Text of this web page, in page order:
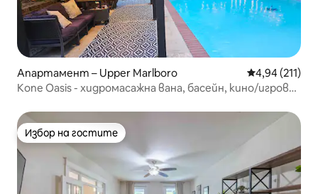
Апартамент – Upper Marlboro Средна
4,94 (211)
Kone Oasis - хидромасажна вана, басейн, кино/игрова
Избор на гостите
Избор на гостите